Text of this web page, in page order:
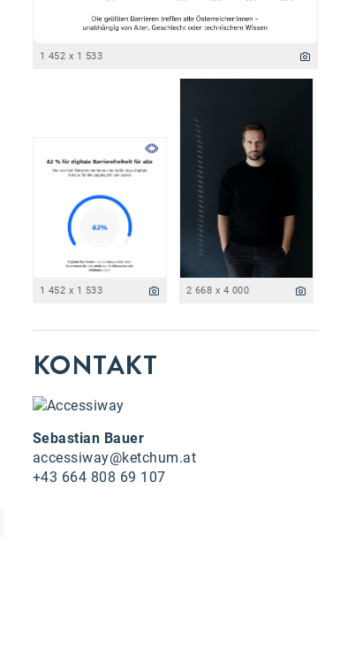
1 452 x 1 533
1 452 x 1 533 2 668 x 4 000
KONTAKT
Sebastian Bauer
accessiway@ketchum.at
+43 664 808 69 107